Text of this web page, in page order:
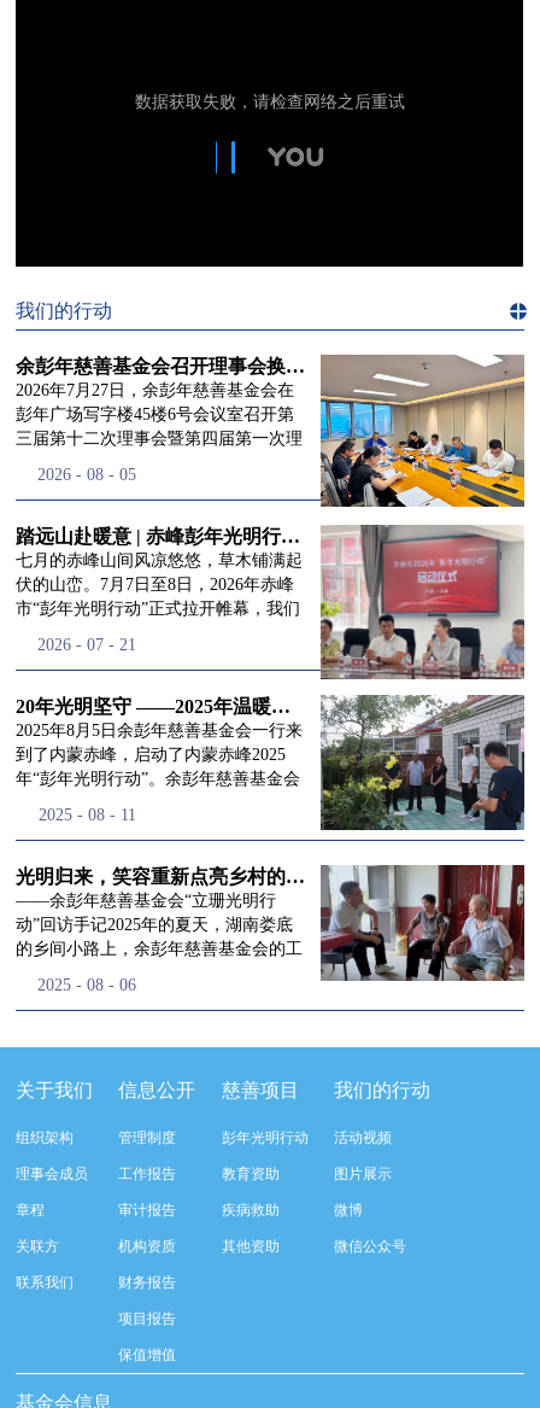
我们的行动
余彭年慈善基金会召开理事会换届会议
2026年7月27日，余彭年慈善基金会在
彭年广场写字楼45楼6号会议室召开第
三届第十二次理事会暨第四届第一次理
徐滨先生；副理事长兼秘书长彭志兵先
生、李玲辉先生、郭启兴先生及梅鑫先
生，现场列席人员:监事孙海跃先生，联
合党支部书记曾层同志。本次会议由理
事长徐滨主持，会议出席人数超过理事
换届会议严格按照基金会章程规定流程
同回顾了基金会过往任期内在助学兴
教、医疗救助、公益事业普惠等多个领
域深耕耕耘的公益历程，充分肯定了第
三届理事会全体成员多年来接续付出的
民、济世利人"的慈善理念所做出的突
流程，完成了新一届治理层的选举任
命，全新的第四届理事会正式组建完
成：选举彭志兵、徐滨、彭新英、李
栋、李玲辉、郭启兴、梅鑫为余彭年慈
余彭年慈善基金会第四届理事会监事。
徐滨先生当选余彭年慈善基金会第四届
先生依次为新一任理事长徐滨先生及秘
新起点上，基金会将始终坚守创立初
心，继续沿着余彭年先生的慈善足迹稳
步前行：一方面将持续巩固已有的品牌
公益项目优势，把帮扶资源更精准地向
索适配新时代公益环境的创新路径，联
动更多社会爱心力量，搭建更透明、更
阔的角落，用实际行动践行"取之于社
会、用之于社会"的公益承诺。未来，
余彭年慈善基金会将在新一届理事会的
带领下，以更饱满的热忱投身公益慈善
2026 - 08 - 05
踏远山赴暖意 | 赤峰彭年光明行动启程，入户回访接住乡亲眼底的光亮
七月的赤峰山间风凉悠悠，草木铺满起
伏的山峦。7月7日至8日，2026年赤峰
市“彭年光明行动”正式拉开帷幕，我们
土地，赴一场延续了二十一年的光明之
残联唐婷婷理事长到场参与本次启动活
动，由衷肯定了基金会坚持二十一年深
耕光明帮扶的坚守，也向长久奔走推进
项目的我们表达了谢意。二十一年时光
市与县域，一趟趟奔赴偏远地区，只为
景，这份认可，也让我们更加笃定前行
的脚步。启动仪式落幕之后，我们没有
即刻返程，联合赤峰市残联的工作人
员、专业医护队伍走入乡间小路，随机
小路弯弯曲曲，两边是繁茂的林木，我
家中。简朴的乡村民居陈设简单，老人
往日家中大大小小的农活，全都压在了
老伴一人肩上。此前季爷爷的左眼早已
彻底失明，卧床的日子里视野一片昏
暗，行动受限再加上双目近乎失明，老
人常常对往后的生活满心忧虑。得益于
去年项目开展的右眼手术，如今他的右
眼重获视力，平日里能够看清手机屏
幕，简单的日常起居也可以自己打理不
少。聊天的时候季爷爷语气满是庆
幸：“本来走路就不利索，要是双眼都
看不见，真的不敢设想往后的日子。现
2026 - 07 - 21
20年光明坚守 ——2025年温暖启程“彭年光明行动”内蒙赤峰
2025年8月5日余彭年慈善基金会一行来
到了内蒙赤峰，启动了内蒙赤峰2025
年“彭年光明行动”。余彭年慈善基金会
欣以及余彭年慈善基金会志愿者姜颖妍
峰市残联理事长孙德欣对我们“彭年光
明行动”给予了高度的肯定，他表示“彭
年光明行动”不仅仅是帮助白内障患者
恢复光明，最重要的是减轻了患者家庭
事业的生动体现。随后余彭年慈善基金
光明行动”在内蒙的点点滴滴，并希望
覆盖，加强术后随访与科普宣传，同时
仪式后余彭年慈善基金会一行实地探访
了项目实施的一线情况，详细了解了患
流程就诊环节。 探访结束后，我们一行
开始对参与项目的患者进行了随机的回
项目的患者进行了随机的回访。居住在
松山区三道井子村的王奶奶左眼一直视
检查治疗。村里的赵书记在走访过程中
2025 - 08 - 11
光明归来，笑容重新点亮乡村的角落
——余彭年慈善基金会“立珊光明行
动”回访手记2025年的夏天，湖南娄底
的乡间小路上，余彭年慈善基金会的工
着一份特别的牵挂，走进了一个个普通
曾经被白内障困扰的老人，在接受
发生了怎样的变化。“现在能看清菜苗
来到涟源市渡头塘乡洪家村。72岁的曾
爷爷正在自家菜地里忙碌。他曾是村里
见，另一只眼睛的视力也越来越差。以
前，他看不清鱼塘的水位，也分不清菜
术后，眼睛亮堂多了！”老人笑着说。
现在，他能清楚地看到鱼塘里鱼儿游动
杂草。尽管手部有残疾，但他在田埂上
2025 - 08 - 06
们的行
动
道>>
关于我们
组织架构
理事会成员
章程
关联方
联系我们
信息公开
管理制度
工作报告
审计报告
机构资质
财务报告
项目报告
保值增值
慈善项目
彭年光明行动
教育资助
疾病救助
其他资助
我们的行动
活动视频
图片展示
微博
微信公众号
基金会信息